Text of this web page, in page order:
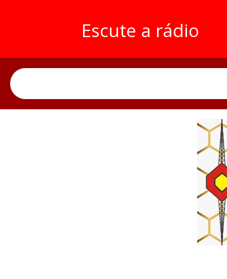
Escute a rádio